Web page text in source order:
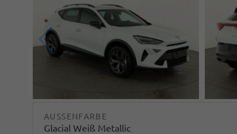
AUSSENFARBE
Glacial Weiß Metallic